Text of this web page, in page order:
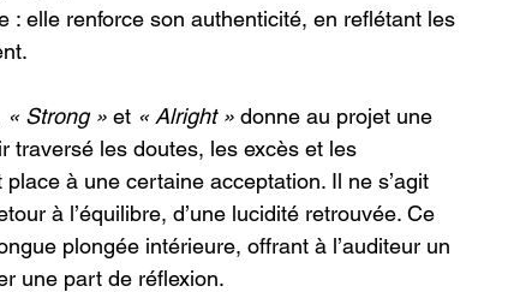
: elle renforce son authenticité, en reflétant les
« Strong » et « Alright » donne au projet une
traversé les doutes, les excès et les
à une certaine acceptation. Il ne s’agit
à l’équilibre, d’une lucidité retrouvée. Ce
plongée intérieure, offrant à l’auditeur un
une part de réflexion.